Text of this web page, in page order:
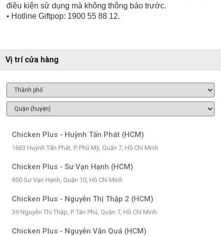
điều kiện sử dụng mà không thông báo trước.
• Hotline Giftpop: 1900 55 88 12.
Vị trí cửa hàng
Chicken Plus - Huỳnh Tấn Phát (HCM)
1663 Huỳnh Tấn Phát, P. Phú Mỹ, Quận 7, Hồ Chí Minh
Chicken Plus - Sư Vạn Hạnh (HCM)
850 Sư Vạn Hạnh, Quận 10, Hồ Chí Minh
Chicken Plus - Nguyễn Thị Thập 2 (HCM)
39 Nguyễn Thị Thập, P. Tân Phú, Quận 7, Hồ Chí Minh
Chicken Plus - Nguyễn Văn Quá (HCM)